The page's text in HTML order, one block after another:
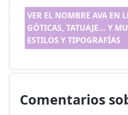
VER EL NOMBRE AVA EN
GÓTICAS, TATUAJE... Y
ESTILOS Y TIPOGRAFÍAS
Comentarios